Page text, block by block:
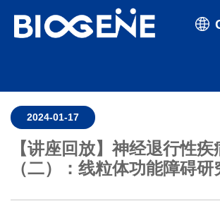
2024-01-17
【讲座回放】神经退行性疾
（二）：线粒体功能障碍研